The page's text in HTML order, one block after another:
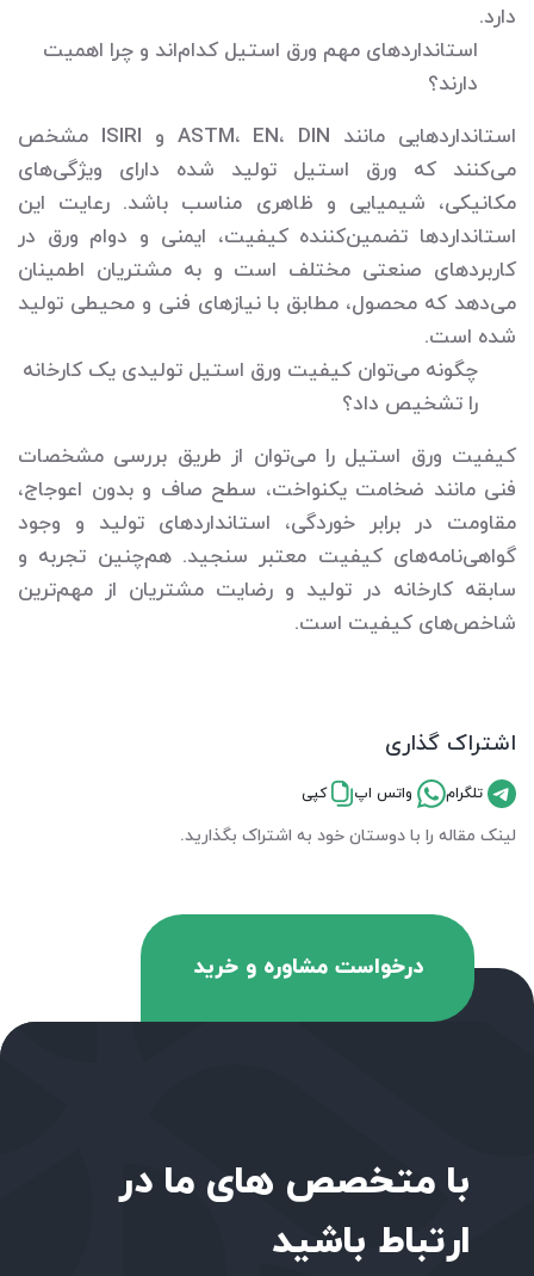
دارد.
استانداردهای مهم ورق استیل کدام‌اند و چرا اهمیت
دارند؟
استانداردهایی مانند ASTM، EN، DIN و ISIRI مشخص
می‌کنند که ورق استیل تولید شده دارای ویژگی‌های
مکانیکی، شیمیایی و ظاهری مناسب باشد. رعایت این
استانداردها تضمین‌کننده کیفیت، ایمنی و دوام ورق در
کاربردهای صنعتی مختلف است و به مشتریان اطمینان
می‌دهد که محصول، مطابق با نیازهای فنی و محیطی تولید
شده است.
چگونه می‌توان کیفیت ورق استیل تولیدی یک کارخانه
را تشخیص داد؟
کیفیت ورق استیل را می‌توان از طریق بررسی مشخصات
فنی مانند ضخامت یکنواخت، سطح صاف و بدون اعوجاج،
مقاومت در برابر خوردگی، استانداردهای تولید و وجود
گواهی‌نامه‌های کیفیت معتبر سنجید. هم‌چنین تجربه و
سابقه کارخانه در تولید و رضایت مشتریان از مهم‌ترین
شاخص‌های کیفیت است.
اشتراک گذاری
تلگرام واتس اپ کپی
لینک مقاله را با دوستان خود به اشتراک بگذارید.
درخواست مشاوره و خرید
با متخصص های ما در
ارتباط باشید